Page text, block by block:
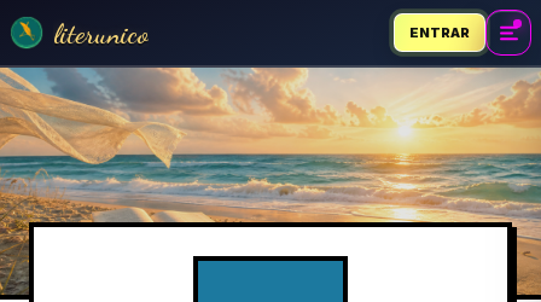
literunico ENTRAR